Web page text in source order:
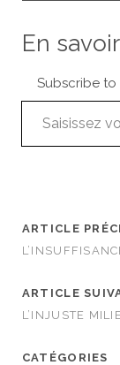
En
Subscribe
Saisissez votre adresse e-mail…
ARTICLE
ARTICLE
L’INJUSTE
CATÉGORIES